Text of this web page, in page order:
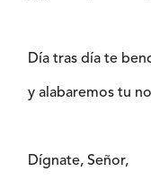
Día tras día te
y alabaremos tu
Dígnate, Señor,